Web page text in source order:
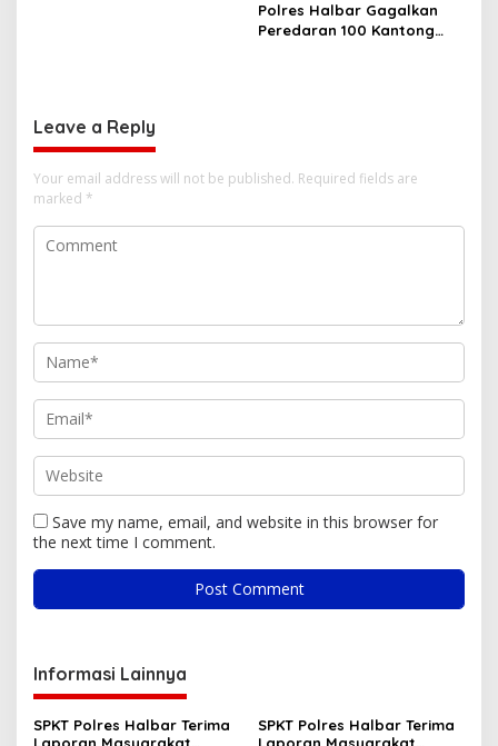
Polres Halbar Gagalkan
Peredaran 100 Kantong
Leave a Reply
Your email address will not be published. Required fields are
marked *
Save my name, email, and website in this browser for
the next time I comment.
Informasi Lainnya
SPKT Polres Halbar Terima
SPKT Polres Halbar Terima